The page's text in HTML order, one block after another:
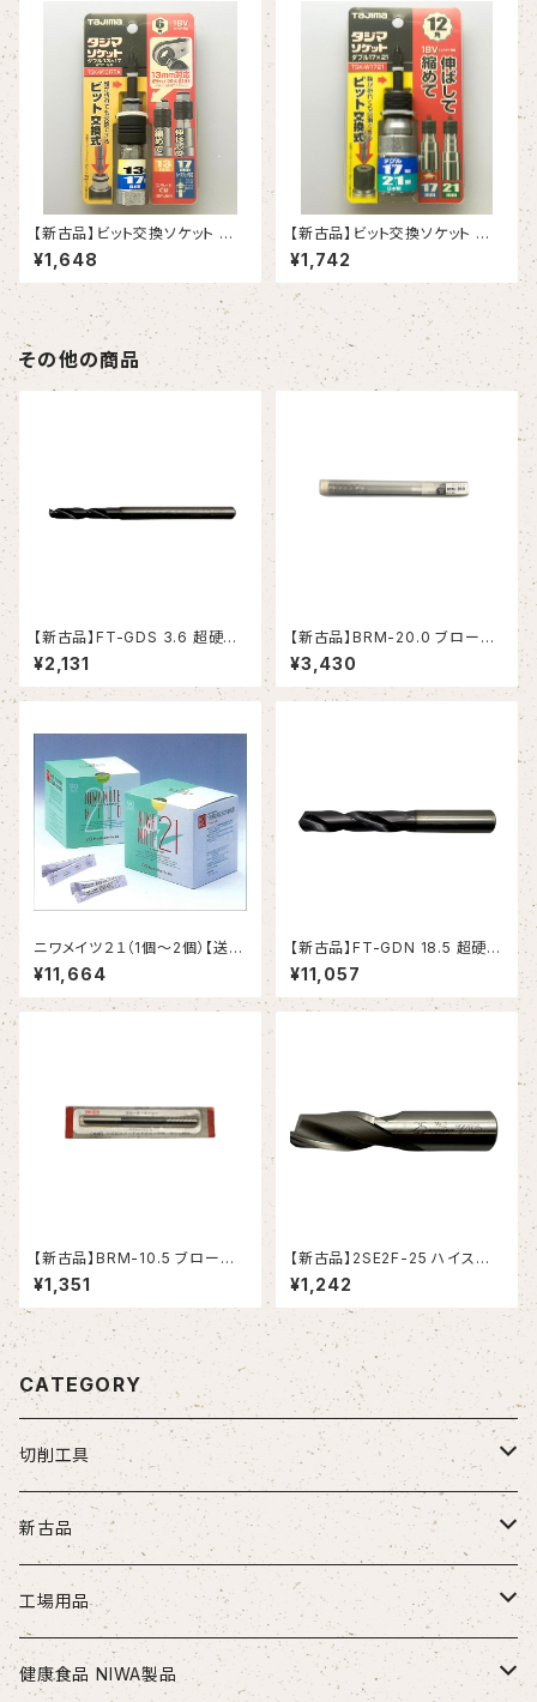
【新古品】ビット交換ソケット ダ
ブル 13x17㎜ 6角 板ラチェ対
応（タジマ）
¥1,648
【新古品】ビット交換ソケット ダ
ブル 17x21㎜ 12角（タジマ）
¥1,742
その他の商品
【新古品】FT-GDS 3.6 超硬ド
リル (OSG)
¥2,131
【新古品】BRM-20.0 ブローチ
リーマ モールステーパシャンク
（日研工作所）
¥3,430
ニワメイツ２１（1個～2個）【送料
無料】
¥11,664
【新古品】FT-GDN 18.5 超硬ド
リル (OSG)
¥11,057
【新古品】BRM-10.5 ブローチ
リーマ モールステーパシャンク
（日研工作所）
¥1,351
【新古品】2SE2F-25 ハイスエ
ンドミル(YG-1)
¥1,242
CATEGORY
切削工具
ドリル
ソリッドドリル（超硬/ハイス/他）
段付きドリル・座繰りドリル
エンドミル
超硬エンドミル
タップ
新古品
お得セット品
切削工具
工場用品
安全・保護用品
健康食品 NIWA製品